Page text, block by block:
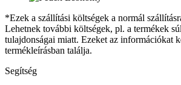
*Ezek a szállítási költségek a normál
Lehetnek további költségek, pl. a termékek
tulajdonságai miatt. Ezeket az információkat
termékleírásban találja.
Segítség